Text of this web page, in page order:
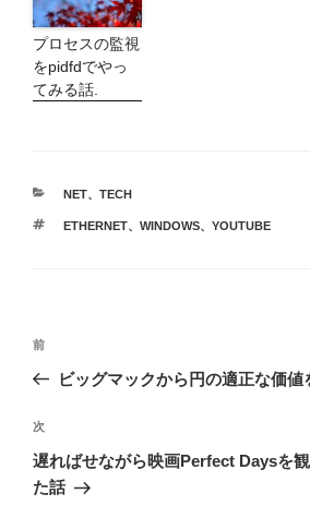
プロセスの監視
をpidfdでやっ
てみる話.
カ
ゴ
NET、 TECH
タ
ETHERNET、 WINDOWS、 YOUTUBE
投
ビ
ゲ
ー
前
の
稿
前
ビッグマックから円の適正な価値
次
の
投
次
遅ればせながら映画Perfect Daysを
た話